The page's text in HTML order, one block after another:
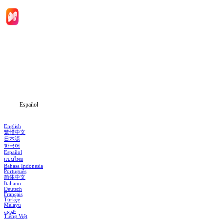
Español
English
繁體中文
日本語
한국어
Español
แบบไทย
Bahasa Indonesia
Português
简体中文
Italiano
Deutsch
Français
Türkçe
Melayu
عربي
Tiếng Việt